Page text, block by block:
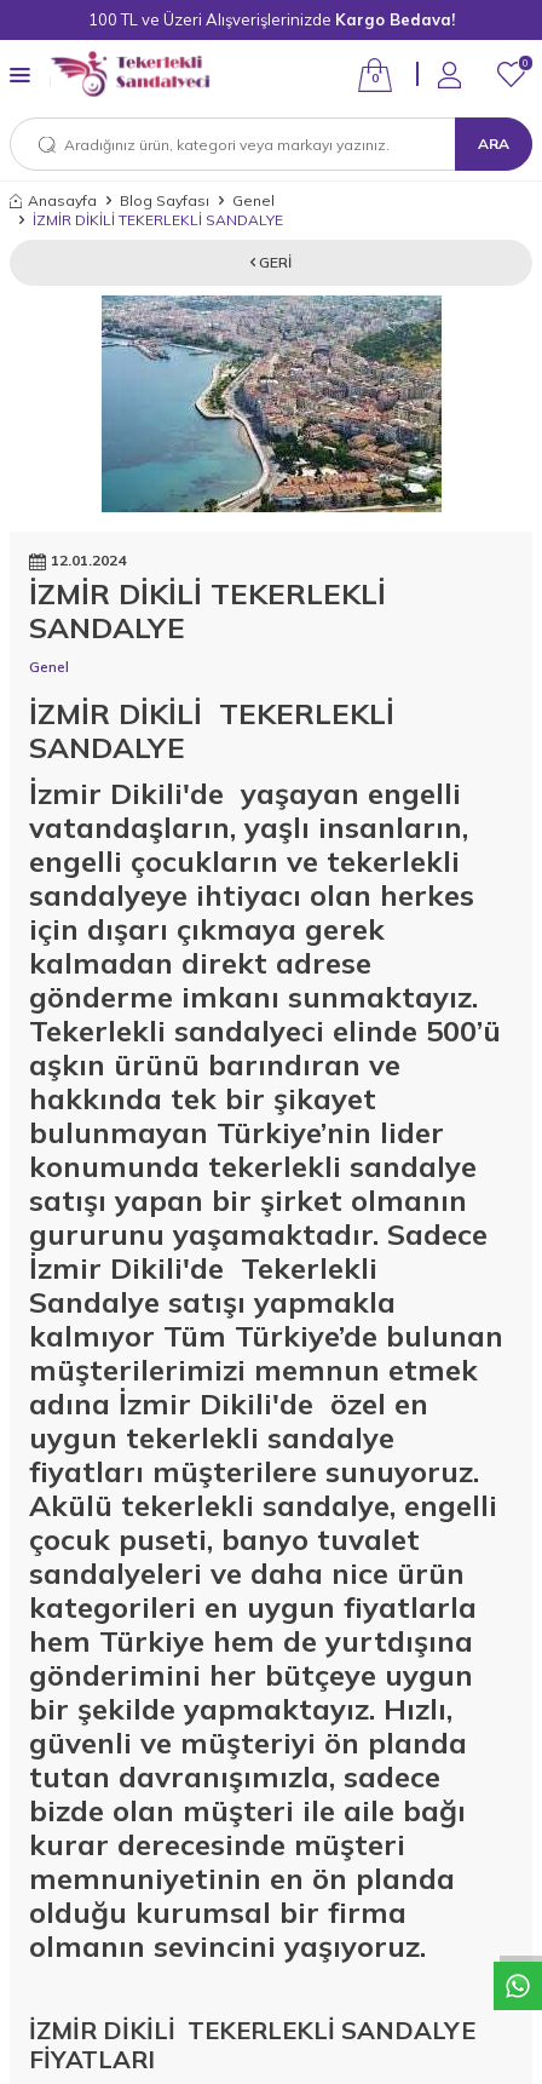
100 TL ve Üzeri Alışverişlerinizde Kargo Bedava!
ARA
0
0
Anasayfa Blog Sayfası
Genel
İZMİR DİKİLİ TEKERLEKLİ SANDALYE
GERI
12.01.2024
İZMİR DİKİLİ TEKERLEKLİ
SANDALYE
Genel
İZMİR DİKİLİ TEKERLEKLİ
SANDALYE
İzmir Dikili'de yaşayan engelli
vatandaşların, yaşlı insanların,
engelli çocukların ve tekerlekli
sandalyeye ihtiyacı olan herkes
için dışarı çıkmaya gerek
kalmadan direkt adrese
gönderme imkanı sunmaktayız.
Tekerlekli sandalyeci elinde 500’ü
aşkın ürünü barındıran ve
hakkında tek bir şikayet
bulunmayan Türkiye’nin lider
konumunda tekerlekli sandalye
satışı yapan bir şirket olmanın
gururunu yaşamaktadır. Sadece
İzmir Dikili'de Tekerlekli
Sandalye satışı yapmakla
kalmıyor Tüm Türkiye’de bulunan
müşterilerimizi memnun etmek
adına İzmir Dikili'de özel en
uygun tekerlekli sandalye
fiyatları müşterilere sunuyoruz.
Akülü tekerlekli sandalye, engelli
çocuk puseti, banyo tuvalet
sandalyeleri ve daha nice ürün
kategorileri en uygun fiyatlarla
hem Türkiye hem de yurtdışına
gönderimini her bütçeye uygun
bir şekilde yapmaktayız. Hızlı,
güvenli ve müşteriyi ön planda
tutan davranışımızla, sadece
bizde olan müşteri ile aile bağı
kurar derecesinde müşteri
memnuniyetinin en ön planda
olduğu kurumsal bir firma
olmanın sevincini yaşıyoruz.
İZMİR DİKİLİ TEKERLEKLİ SANDALYE
FİYATLARI